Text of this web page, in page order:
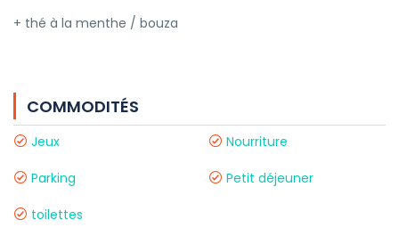
+ thé à la menthe / bouza
COMMODITÉS
Jeux Nourriture
Parking Petit déjeuner
toilettes